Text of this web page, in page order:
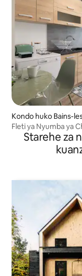
Kondo huko Bains-
Fleti ya Nyumba ya
Mazingira Tulivu
Starehe za